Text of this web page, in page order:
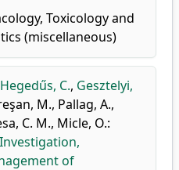
Toxicology and
(miscellaneous)
Hegedűs, C., Gesztelyi,
M., Pallag, A.,
C. M., Micle, O.:
of